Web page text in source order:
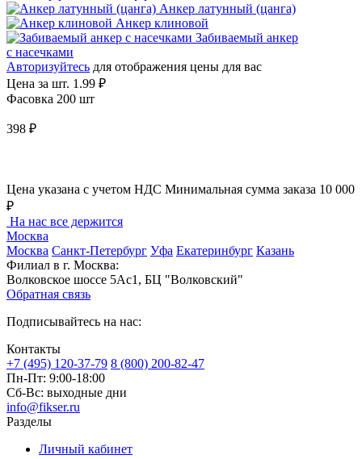
Анкер латунный (цанга)
Анкер клиновой
Забиваемый анкер
с насечками
Авторизуйтесь для отображения цены для вас
Цена за шт. 1.99 ₽
Фасовка 200 шт
398 ₽
Цена указана с учетом НДС Минимальная сумма заказа 10 000
₽
На нас все держится
Москва
Москва Санкт-Петербург Уфа Екатеринбург Казань
Филиал в г. Москва:
Волковское шоссе 5Ас1, БЦ "Волковский"
Обратная связь
Подписывайтесь на нас:
Контакты
+7 (495) 120-37-79 8 (800) 200-82-47
Пн-Пт: 9:00-18:00
Сб-Вс: выходные дни
info@fikser.ru
Разделы
Личный кабинет